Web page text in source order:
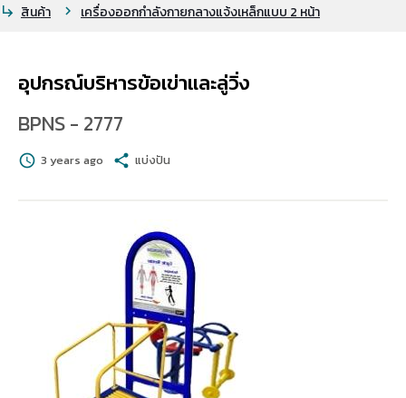
subdirectory_arrow_right สินค้า chevron_right เครื่องออกกำลังกายกลางแจ้งเหล็กแบบ 2 หน้า
อุปกรณ์บริหารข้อเข่าและลู่วิ่ง
BPNS - 2777
schedule 3 years ago share แบ่งปัน